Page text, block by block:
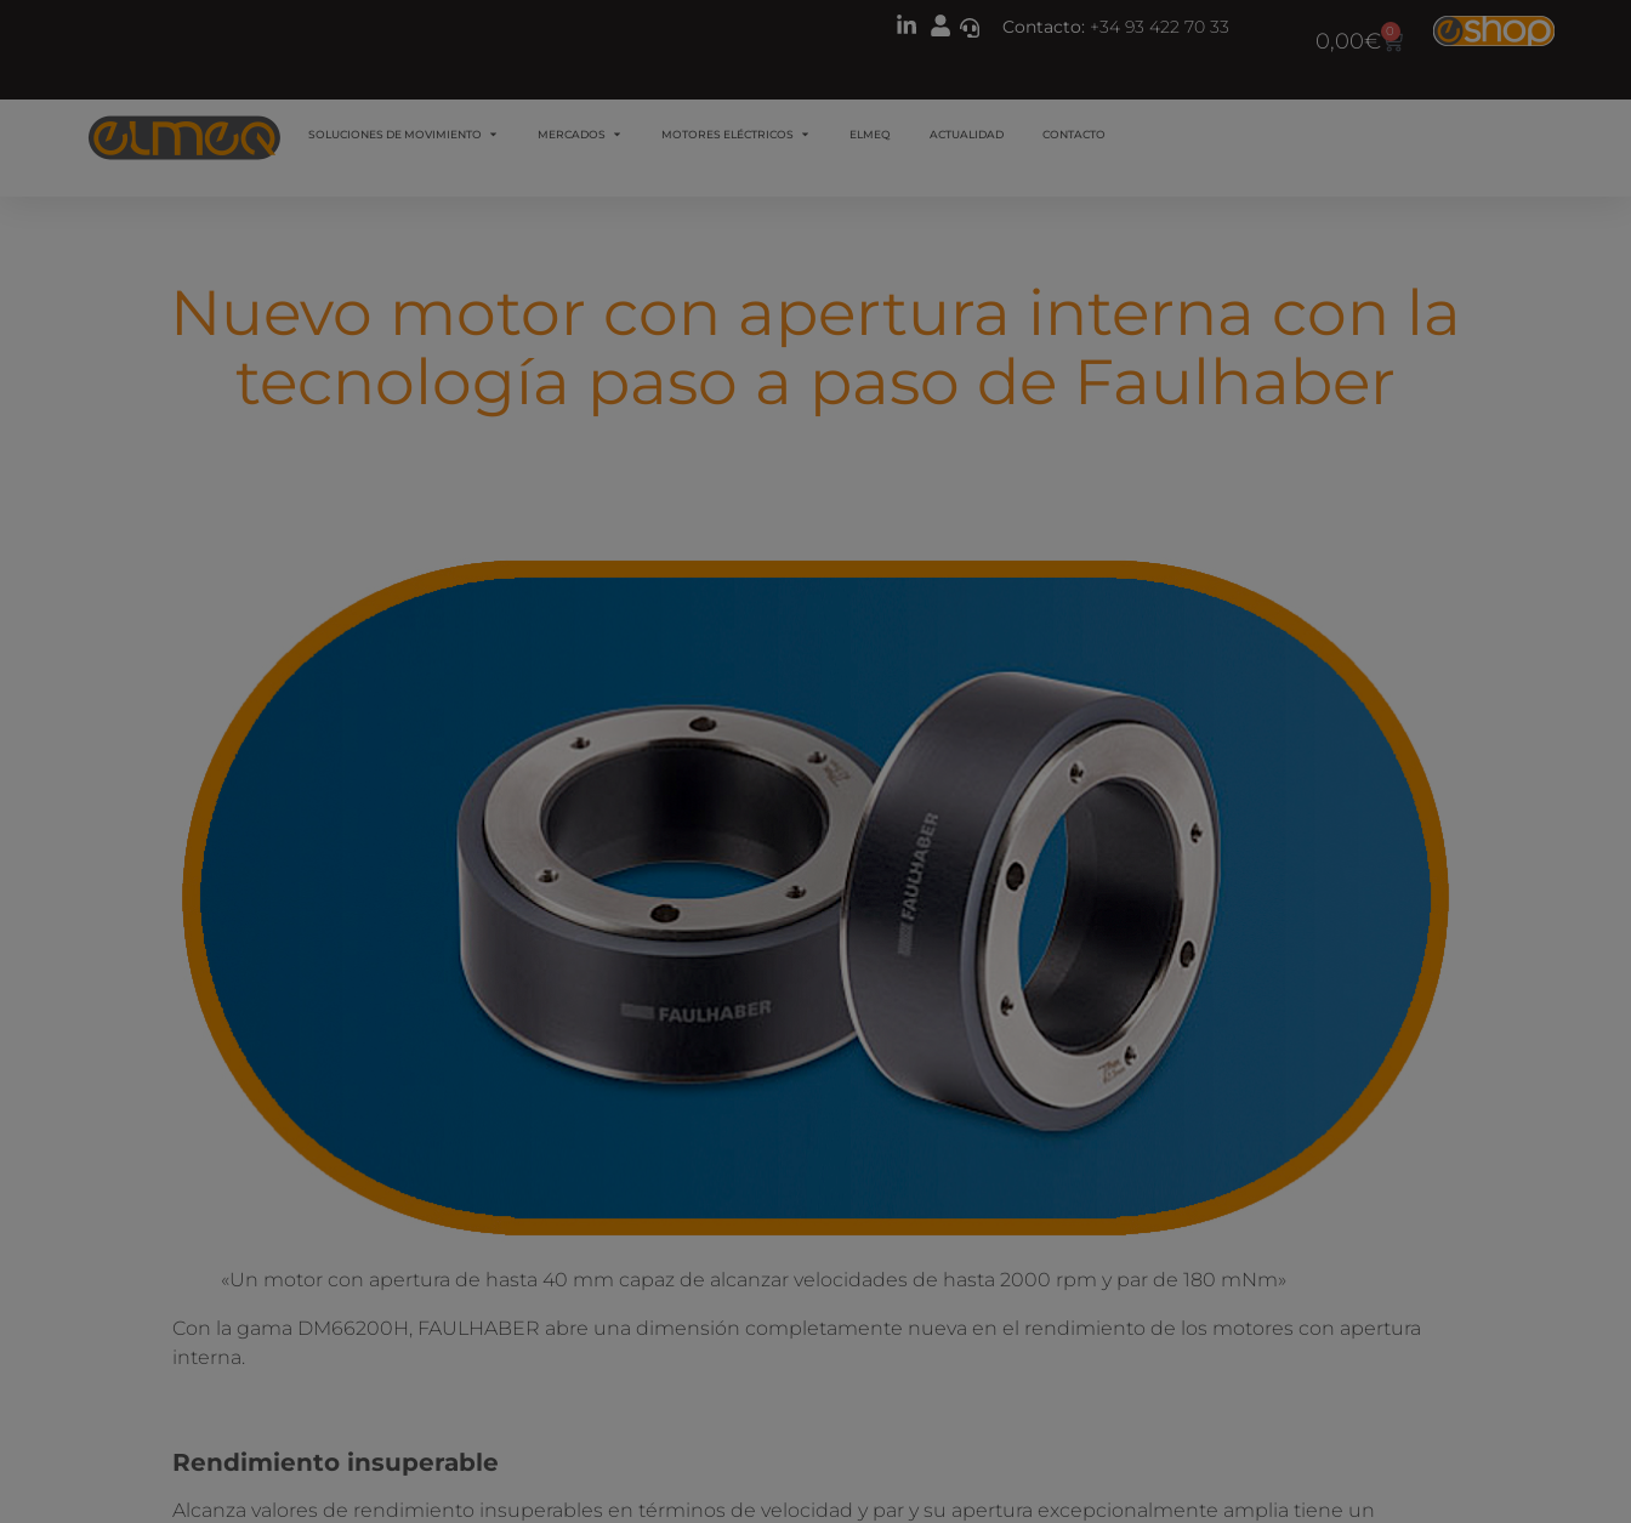
Contacto: +34 93 422 70 33
0,00€ 0
SOLUCIONES DE MOVIMIENTO MERCADOS MOTORES ELÉCTRICOS ELMEQ ACTUALIDAD CONTACTO
Nuevo motor con apertura interna con la
tecnología paso a paso de Faulhaber
«Un motor con apertura de hasta 40 mm capaz de alcanzar velocidades de hasta 2000 rpm y par de 180 mNm»
Con la gama DM66200H, FAULHABER abre una dimensión completamente nueva en el rendimiento de los motores con apertura
interna.
Rendimiento insuperable
Alcanza valores de rendimiento insuperables en términos de velocidad y par y su apertura excepcionalmente amplia tiene un